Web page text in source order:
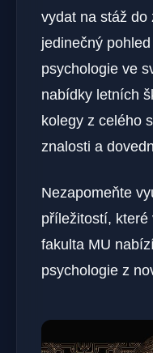
vydat na stáž
jedinečný
psychologie ve
nabídky letních
kolegy z celého
znalosti a
Nezapomeňte
příležitostí, které
fakulta MU
psychologie z